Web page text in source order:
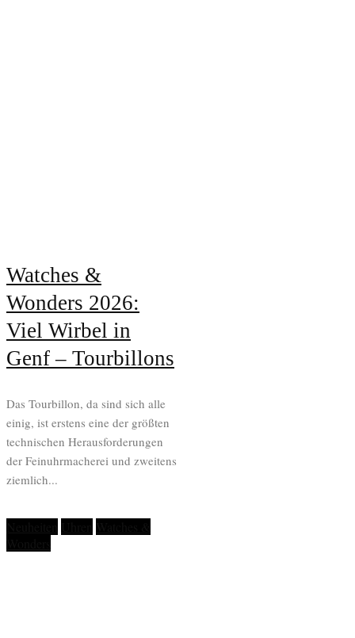
Watches &
Wonders 2026:
Viel Wirbel in
Genf – Tourbillons
Das Tourbillon, da sind sich alle
einig, ist erstens eine der größten
technischen Herausforderungen
der Feinuhrmacherei und zweitens
ziemlich...